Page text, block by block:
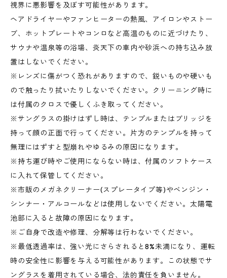
視界に悪影響を及ぼす可能性があります。
ヘアドライヤーやファンヒーターの熱風、アイロンやストー
ブ、ホットプレートやコンロなど高温のものに近づけたり、
サウナや温泉等の浴場、炎天下の車内や砂浜への持ち込み放
置はしないでください。
※レンズに傷がつく恐れがありますので、鋭いものや硬いも
ので触ったり拭いたりしないでください。クリーニング時に
は付属のクロスで優しくふき取ってください。
※サングラスの掛けはずし時は、テンプルまたはブリッジを
持って顔の正面で行ってください。片方のテンプルを持って
無理にはずすと型崩れやゆるみの原因になります。
※持ち運び時やご使用にならない時は、付属のソフトケース
に入れて保管してください。
※市販のメガネクリーナー(スプレータイプ等)やベンジン・
シンナー・アルコールなどは使用しないでください。太陽電
池部に入ると故障の原因になります。
※ご自身で改造や修理、分解等は行わないでください。
※最低透過率は、強い光にさらされると8%未満になり、運転
時の安全性に影響を与える可能性があります。この状態でサ
ングラスを着用されている場合、法的責任を負いません。